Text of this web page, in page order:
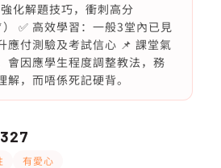
化解題技巧，衝刺高分
✅ 高效學習：一般3堂內已見
應付測驗及考試信心 📌 課堂氣
會因應學生程度調整教法，務
解，而唔係死記硬背。
有愛心